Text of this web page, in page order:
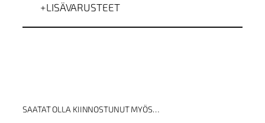
0
n
LISÄVARUSTEET
SAATAT OLLA KIINNOSTUNUT MYÖS…